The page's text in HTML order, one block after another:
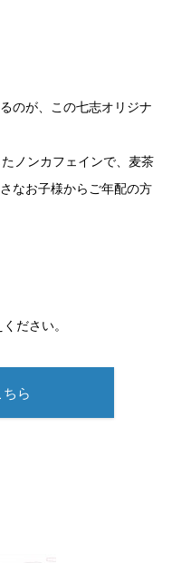
のが、この七志オリジナ
ノンカフェインで、麦茶
なお子様からご年配の方
ださい。
ら